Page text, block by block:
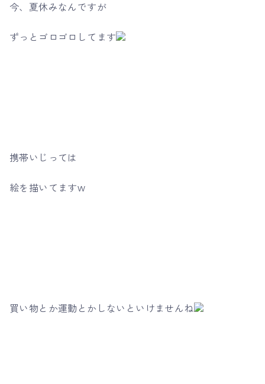
今、夏休みなんですが
ずっとゴロゴロしてます
携帯いじっては
絵を描いてますw
買い物とか運動とかしないといけませんね